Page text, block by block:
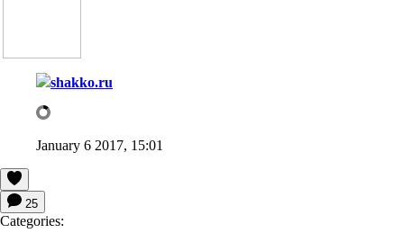
shakko.ru
January 6 2017, 15:01
25
Categories: